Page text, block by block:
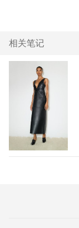
相关笔记